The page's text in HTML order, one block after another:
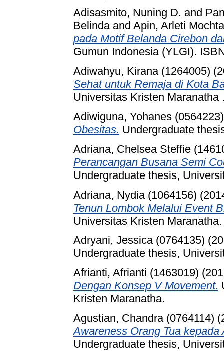
Adisasmito, Nuning D. and
Belindaand Apin, Arleti
pada Motif Belanda Cirebon
Gumun Indonesia (YLGI).
Adiwahyu, Kirana (1264005)
Sehat untuk Remaja di Kota
Universitas Kristen Maranatha
Adiwiguna, Yohanes (0564223)
Obesitas. Undergraduate
Adriana, Chelsea Steffie
Perancangan Busana Semi
Undergraduate thesis,
Adriana, Nydia (1064156)
Tenun Lombok Melalui Event
Universitas Kristen Maranatha.
Adryani, Jessica (0764135)
Undergraduate thesis,
Afrianti, Afrianti (1463019)
Dengan Konsep V Movement.
Kristen Maranatha.
Agustian, Chandra (0764114)
Awareness Orang Tua
Undergraduate thesis,